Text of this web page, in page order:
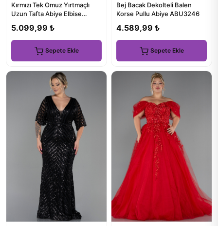
Kırmızı Tek Omuz Yırtmaçlı
Uzun Tafta Abiye Elbise
5.099,99 ₺
Sepete Ekle
Bej Bacak Dekolteli Balen
Korse Pullu Abiye ABU3246
4.589,99 ₺
Sepete Ekle